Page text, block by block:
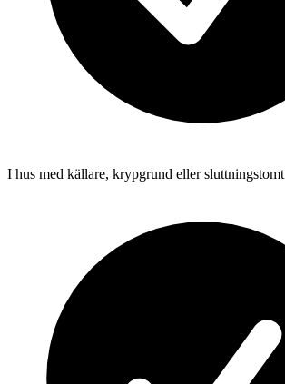
I hus med källare, krypgrund eller sluttningstomt